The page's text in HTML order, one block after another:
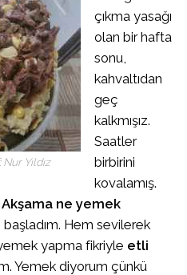
Yıldız
çıkma yasağı
olan bir hafta
sonu,
kahvaltıdan
geç
kalkmışız.
Saatler
birbirini
kovalamış.
Akşama ne yemek
Hem sevilerek
yapma fikriyle etli
Yemek diyorum çünkü